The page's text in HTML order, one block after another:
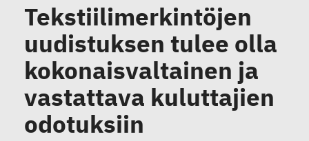
Tekstiilimerkintöjen
uudistuksen tulee olla
kokonaisvaltainen ja
vastattava kuluttajien
odotuksiin